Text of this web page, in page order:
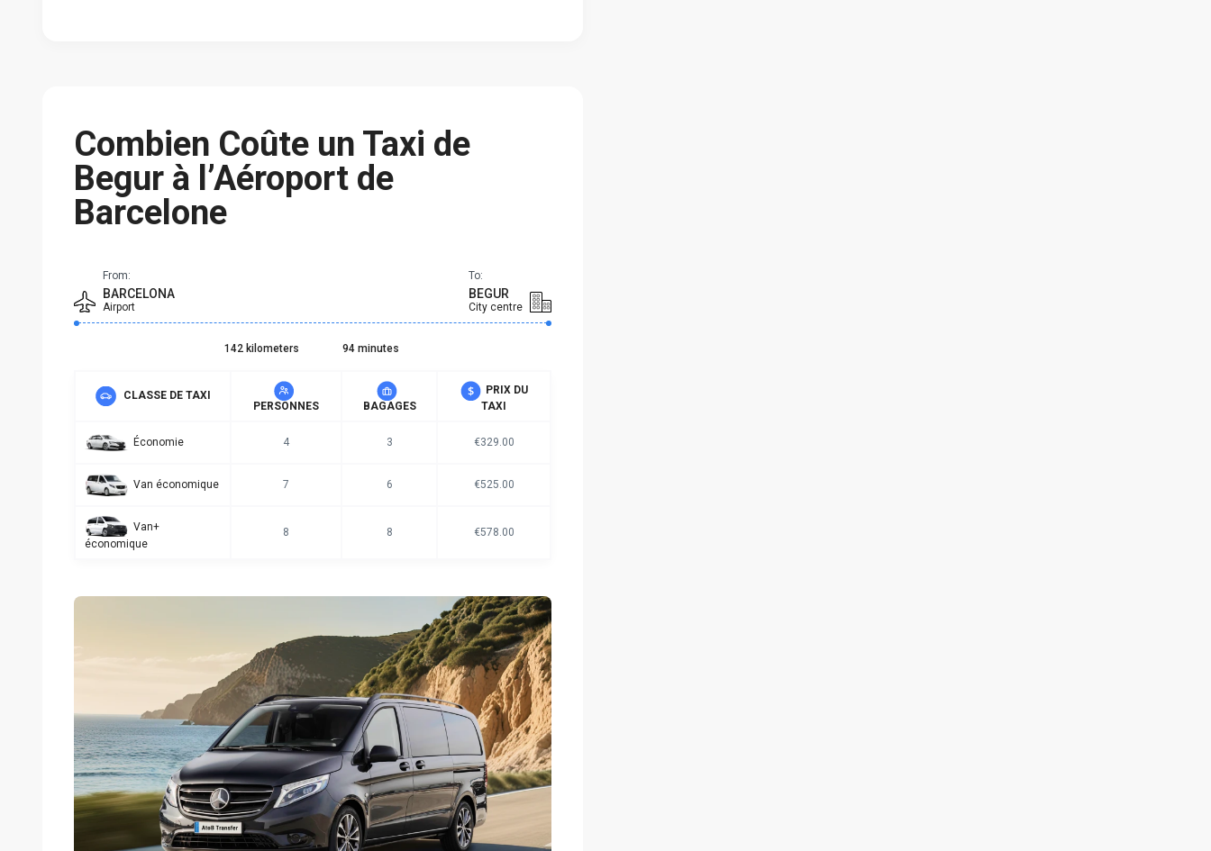
Combien Coûte un Taxi de
Begur à l’Aéroport de
Barcelone
From:
BARCELONA
Airport
To:
BEGUR
City centre
142 kilometers 94 minutes
CLASSE DE TAXI
PERSONNES
BAGAGES
PRIX DU
TAXI
Économie 4 3 €329.00
Van économique 7 6 €525.00
Van+
économique
8 8 €578.00